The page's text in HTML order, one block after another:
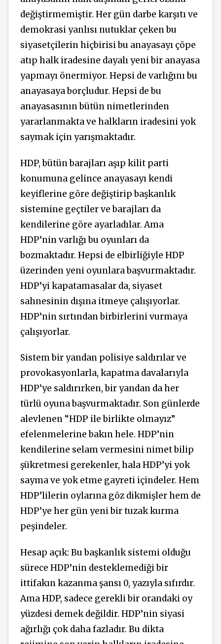
değiştirmemiştir. Her gün darbe karşıtı ve
demokrasi yanlısı nutuklar çeken bu
siyasetçilerin hiçbirisi bu anayasayı çöpe
atıp halk iradesine dayalı yeni bir anayasa
yapmayı önermiyor. Hepsi de varlığını bu
anayasaya borçludur. Hepsi de bu
anayasasının bütün nimetlerinden
yararlanmakta ve halkların iradesini yok
saymak için yarışmaktadır.
HDP, bütün barajları aşıp kilit parti
konumuna gelince anayasayı kendi
keyiflerine göre değiştirip başkanlık
sistemine geçtiler ve barajları da
kendilerine göre ayarladılar. Ama
HDP’nin varlığı bu oyunları da
bozmaktadır. Hepsi de elbirliğiyle HDP
üzerinden yeni oyunlara başvurmaktadır.
HDP’yi kapatamasalar da, siyaset
sahnesinin dışına itmeye çalışıyorlar.
HDP’nin sırtından birbirlerini vurmaya
çalışıyorlar.
Sistem bir yandan polisiye saldırılar ve
provokasyonlarla, kapatma davalarıyla
HDP’ye saldırırken, bir yandan da her
türlü oyuna başvurmaktadır. Son günlerde
alevlenen “HDP ile birlikte olmayız”
efelenmelerine bakın hele. HDP’nin
kendilerine selam vermesini nimet bilip
şükretmesi gerekenler, hala HDP’yi yok
sayma ve yok etme gayreti içindeler. Hem
HDP’lilerin oylarına göz dikmişler hem de
HDP’ye her gün yeni bir tuzak kurma
peşindeler.
Hesap açık: Bu başkanlık sistemi olduğu
sürece HDP’nin desteklemediği bir
ittifakın kazanma şansı 0, yazıyla sıfırdır.
Ama HDP, sadece gerekli bir orandaki oy
yüzdesi demek değildir. HDP’nin siyasi
ağırlığı çok daha fazladır. Bu dikta